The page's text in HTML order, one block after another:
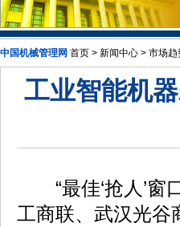
中国机械管理网 首页 > 新闻中心 > 市场趋
发改委：九大举措有序推动
工业智能机
“最佳‘抢人’窗
工商联、武汉光谷